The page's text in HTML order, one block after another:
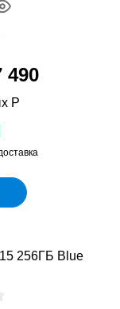
490
Р
256ГБ Blue